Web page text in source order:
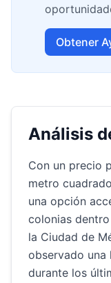
Obtener
Análisis
Con un precio
metro
una opción
colonias
la Ciudad de
observado una
durante los